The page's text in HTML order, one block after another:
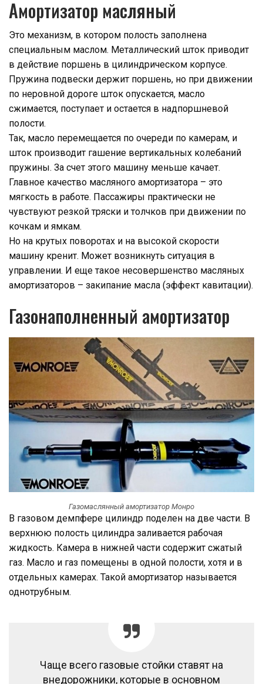
Амортизатор масляный
Это механизм, в котором полость заполнена
специальным маслом. Металлический шток приводит
в действие поршень в цилиндрическом корпусе.
Пружина подвески держит поршень, но при движении
по неровной дороге шток опускается, масло
сжимается, поступает и остается в надпоршневой
полости.
Так, масло перемещается по очереди по камерам, и
шток производит гашение вертикальных колебаний
пружины. За счет этого машину меньше качает.
Главное качество масляного амортизатора – это
мягкость в работе. Пассажиры практически не
чувствуют резкой тряски и толчков при движении по
кочкам и ямкам.
Но на крутых поворотах и на высокой скорости
машину кренит. Может возникнуть ситуация в
управлении. И еще такое несовершенство масляных
амортизаторов – закипание масла (эффект кавитации).
Газонаполненный амортизатор
Газомаслянный амортизатор Монро
В газовом демпфере цилиндр поделен на две части. В
верхнюю полость цилиндра заливается рабочая
жидкость. Камера в нижней части содержит сжатый
газ. Масло и газ помещены в одной полости, хотя и в
отдельных камерах. Такой амортизатор называется
однотрубным.
Чаще всего газовые стойки ставят на
внедорожники, которые в основном